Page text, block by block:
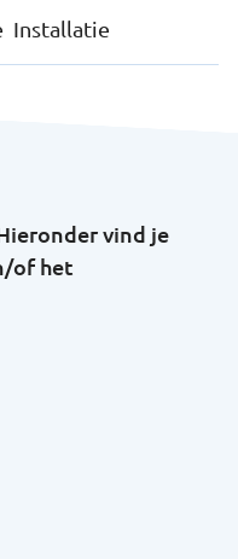
Installatie
vind je
of het